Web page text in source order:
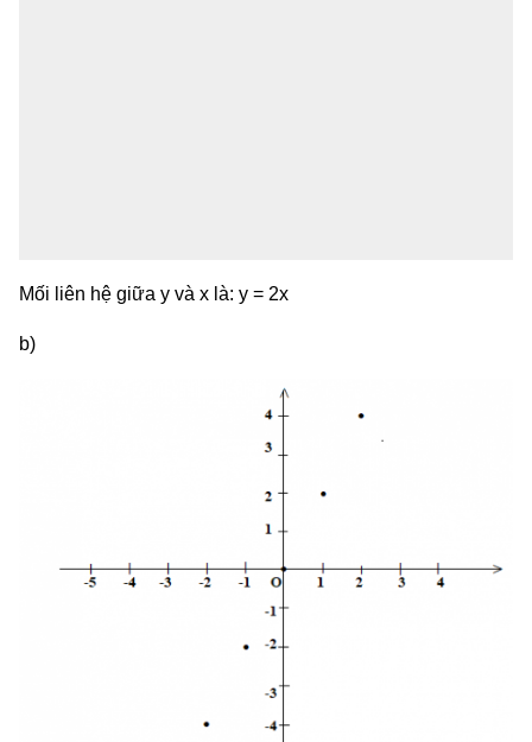
Mối liên hệ giữa y và x là: y = 2x
b)